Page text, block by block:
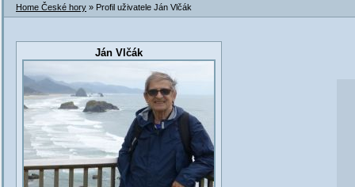
Home České hory » Profil uživatele Ján Vlčák
Ján Vlčák